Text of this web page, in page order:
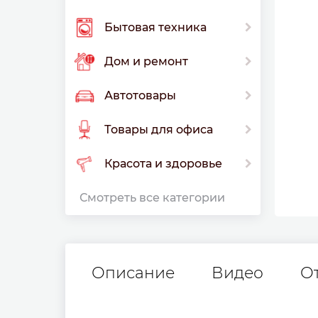
Бытовая техника
Дом и ремонт
Автотовары
Товары для офиса
Красота и здоровье
Смотреть все категории
Описание Видео